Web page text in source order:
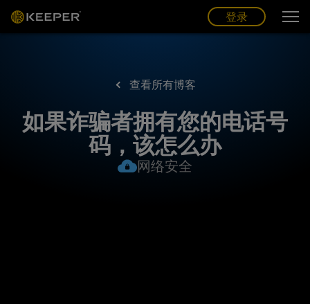
登录
查看所有博客
如果诈骗者拥有您的电话号
码，该怎么办
网络安全